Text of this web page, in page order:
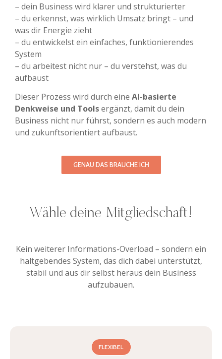
– dein Business wird klarer und strukturierter
– du erkennst, was wirklich Umsatz bringt – und
was dir Energie zieht
– du entwickelst ein einfaches, funktionierendes
System
– du arbeitest nicht nur – du verstehst, was du
aufbaust
Dieser Prozess wird durch eine AI-basierte
Denkweise und Toolsergänzt, damit du dein
Business nicht nur führst, sondern es auch modern
und zukunftsorientiert aufbaust.
GENAU DAS BRAUCHE ICH
Wähle deine Mitgliedschaft!
Kein weiterer Informations-Overload – sondern ein
haltgebendes System, das dich dabei unterstützt,
stabil und aus dir selbst heraus dein Business
aufzubauen.
FLEXIBEL